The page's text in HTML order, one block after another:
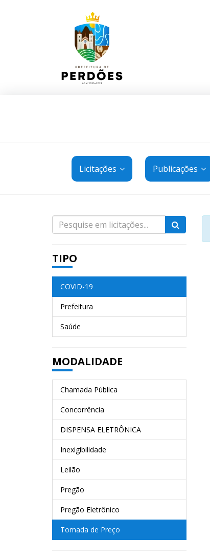
Licitações Publicações
TIPO
COVID-19
Prefeitura
Saúde
MODALIDADE
Chamada Pública
Concorrência
DISPENSA ELETRÔNICA
Inexigibilidade
Leilão
Pregão
Pregão Eletrônico
Tomada de Preço